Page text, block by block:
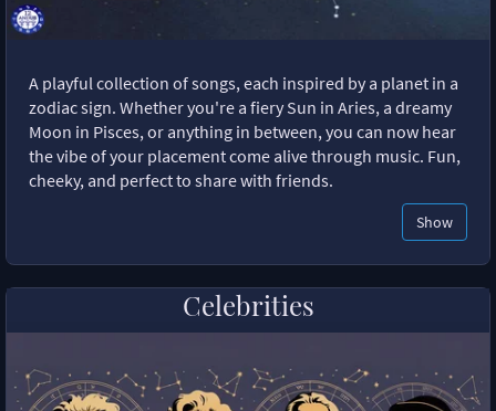
A playful collection of songs, each inspired by a planet in a
zodiac sign. Whether you're a fiery Sun in Aries, a dreamy
Moon in Pisces, or anything in between, you can now hear
the vibe of your placement come alive through music. Fun,
cheeky, and perfect to share with friends.
Show
Celebrities